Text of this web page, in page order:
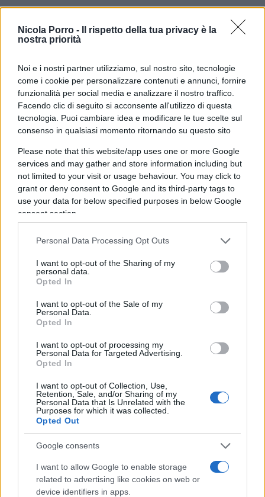
Nicola Porro -
Il rispetto della tua privacy è la
nostra priorità
Noi e i nostri partner utilizziamo, sul nostro sito, tecnologie
come i cookie per personalizzare contenuti e annunci, fornire
funzionalità per social media e analizzare il nostro traffico.
Facendo clic di seguito si acconsente all'utilizzo di questa
tecnologia. Puoi cambiare idea e modificare le tue scelte sul
consenso in qualsiasi momento ritornando su questo sito
Please note that this website/app uses one or more Google
services and may gather and store information including but
not limited to your visit or usage behaviour. You may click to
grant or deny consent to Google and its third-party tags to
use your data for below specified purposes in below Google
consent section.
Personal Data Processing Opt Outs
I want to opt-out of the Sharing of my
personal data.
Opted In
I want to opt-out of the Sale of my
Personal Data.
Opted In
I want to opt-out of processing my
Personal Data for Targeted Advertising.
Opted In
I want to opt-out of Collection, Use,
Retention, Sale, and/or Sharing of my
Personal Data that Is Unrelated with the
Purposes for which it was collected.
Opted Out
Google consents
I want to allow Google to enable storage
related to advertising like cookies on web or
device identifiers in apps.
Martella a braccetto con quelli che hanno applaudito ai suoi
processi?
…11 anni di applausi…
Rispondi
Ritarella
Purtroppo ancora permane un certo tipo di politica
clientelare, ovviamente pragmatica ma sempre clientelare.
Rispondi
IL PIÙ LETTO DEL MESE